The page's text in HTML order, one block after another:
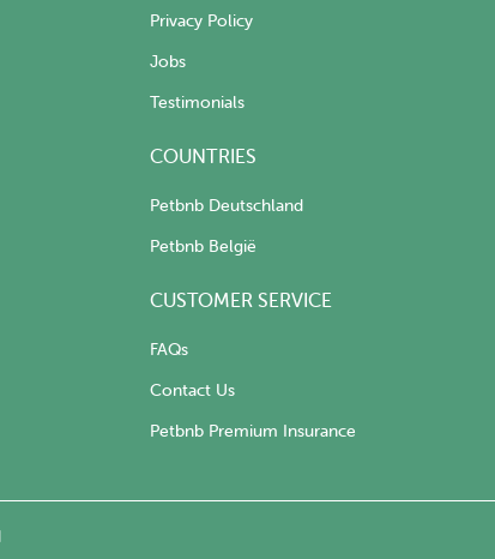
Privacy Policy
Jobs
Testimonials
COUNTRIES
Petbnb Deutschland
Petbnb België
CUSTOMER SERVICE
FAQs
Contact Us
Petbnb Premium Insurance